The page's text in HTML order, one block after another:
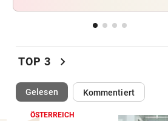
auswärts bei Paide ran
LIVE ab 19.30 Uhr: Beitar
Jerusalem gegen Austria!
TOP 3 chevron_right
Gelesen(ausgewählt)Kommentiert
ÖSTERREICH